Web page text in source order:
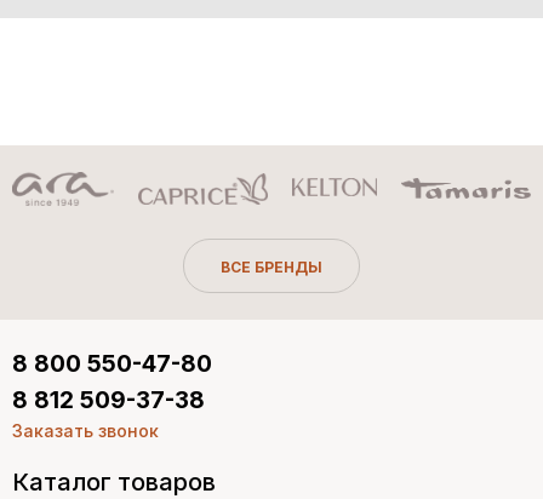
ВСЕ БРЕНДЫ
Каталог товаров
8 800 550-47-80
8 812 509-37-38
Заказать звонок